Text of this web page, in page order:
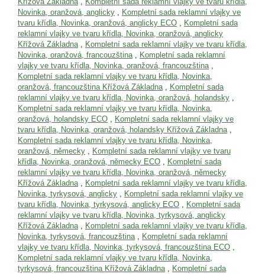
Novinka, oranžová, anglicky , Kompletní sada reklamní vlajky ve
tvaru křídla, Novinka, oranžová, anglicky ECO , Kompletní sada
reklamní vlajky ve tvaru křídla, Novinka, oranžová, anglicky
Křížová Základna , Kompletní sada reklamní vlajky ve tvaru křídla,
Novinka, oranžová, francouzština , Kompletní sada reklamní
vlajky ve tvaru křídla, Novinka, oranžová, francouzština ,
Kompletní sada reklamní vlajky ve tvaru křídla, Novinka,
oranžová, francouzština Křížová Základna , Kompletní sada
reklamní vlajky ve tvaru křídla, Novinka, oranžová, holandsky ,
Kompletní sada reklamní vlajky ve tvaru křídla, Novinka,
oranžová, holandsky ECO , Kompletní sada reklamní vlajky ve
tvaru křídla, Novinka, oranžová, holandsky Křížová Základna ,
Kompletní sada reklamní vlajky ve tvaru křídla, Novinka,
oranžová, německy , Kompletní sada reklamní vlajky ve tvaru
křídla, Novinka, oranžová, německy ECO , Kompletní sada
reklamní vlajky ve tvaru křídla, Novinka, oranžová, německy
Křížová Základna , Kompletní sada reklamní vlajky ve tvaru křídla,
Novinka, tyrkysová, anglicky , Kompletní sada reklamní vlajky ve
tvaru křídla, Novinka, tyrkysová, anglicky ECO , Kompletní sada
reklamní vlajky ve tvaru křídla, Novinka, tyrkysová, anglicky
Křížová Základna , Kompletní sada reklamní vlajky ve tvaru křídla,
Novinka, tyrkysová, francouzština , Kompletní sada reklamní
vlajky ve tvaru křídla, Novinka, tyrkysová, francouzština ECO ,
Kompletní sada reklamní vlajky ve tvaru křídla, Novinka,
tyrkysová, francouzština Křížová Základna , Kompletní sada